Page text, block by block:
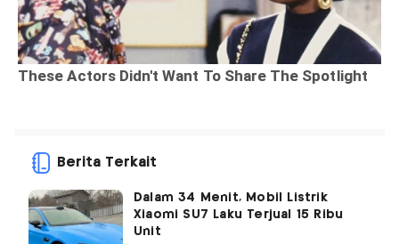
Berita Terkait
Dalam 34 Menit, Mobil Listrik
Xiaomi SU7 Laku Terjual 15 Ribu
Unit